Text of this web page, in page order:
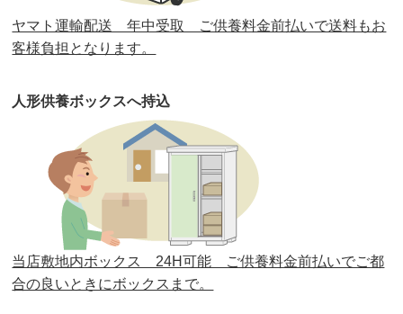
第29回人形供養祭平成30年5月23日(水)
第27回人形供養祭平成29年6月14日(水)
第26回人形供養祭平成28年12月15日(木)
第25回人形供養祭 平成28年6月16日(木)
第24回人形供養祭 平成27年11月27日
第23回人形供養祭平成26年12月5日
第22回人形供養祭平成26年4月28日
ヤマト運輸配送 年中受取 ご供養料金前払いで送料もお
客様負担となります。
人形供養ボックスへ持込
当店敷地内ボックス 24H可能 ご供養料金前払いでご都
合の良いときにボックスまで。